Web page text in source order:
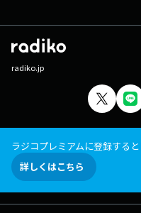
radiko.jp
ラジコプレミアムに登録する
詳しくはこちら